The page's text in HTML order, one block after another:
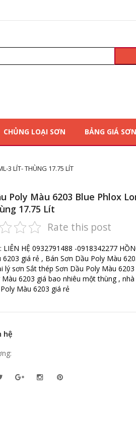
CHỦNG LOẠI SƠN BẢNG GIÁ SƠN
3 LÍT- THÙNG 17.75 LÍT
Poly Màu 6203 Blue Phlox
17.75 Lít
Rate this post
LIÊN HỆ 0932791488 -0918342277
6203 giá rẻ , Bán Sơn Dầu Poly Màu
lý sơn Sắt thép Sơn Dầu Poly Màu
Màu 6203 giá bao nhiêu một thùng , nhà
Màu 6203 giá rẻ
hệ